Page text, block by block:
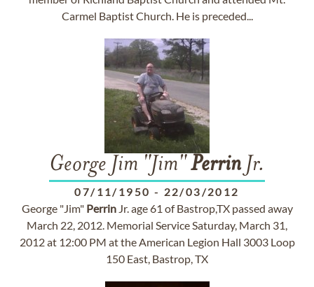
Carmel Baptist Church. He is preceded...
George Jim "Jim"Perrin Jr.
07/11/1950 - 22/03/2012
George "Jim" PerrinJr. age 61 of Bastrop,TX passed away
March 22, 2012. Memorial Service Saturday, March 31,
2012 at 12:00 PM at the American Legion Hall 3003 Loop
150 East, Bastrop, TX